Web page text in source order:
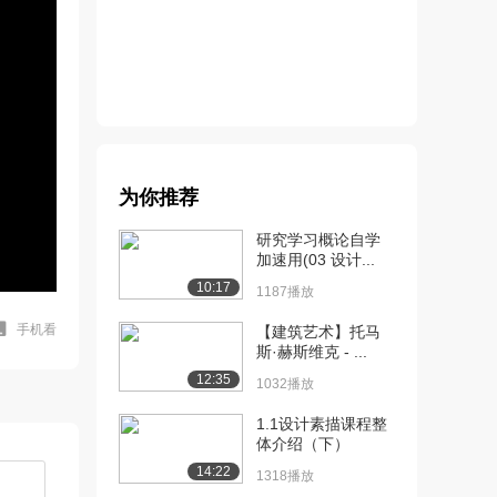
手机看
为你推荐
10:17
研究学习概论自学
加速用(03 设计...
1187播放
12:35
【建筑艺术】托马
斯·赫斯维克 - ...
1032播放
14:22
1.1设计素描课程整
体介绍（下）
1318播放